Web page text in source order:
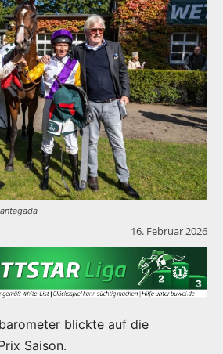
16. Februar 2026
blickte auf die
Saison.